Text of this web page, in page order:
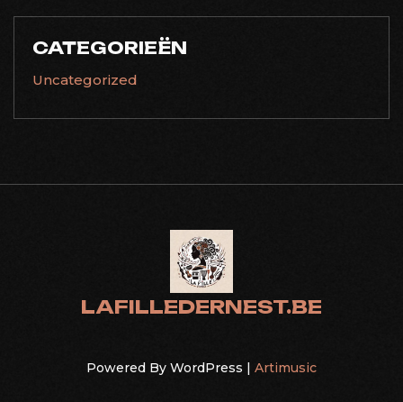
CATEGORIEËN
Uncategorized
LAFILLEDERNEST.BE
Powered By WordPress | Artimusic